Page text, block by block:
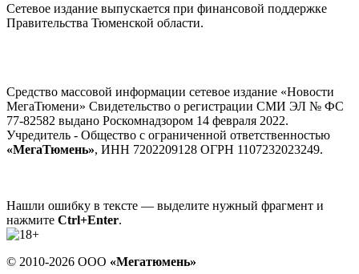
Сетевое издание выпускается при финансовой поддержке
Правительства Тюменской области.
Средство массовой информации сетевое издание «Новости
МегаТюмени» Свидетельство о регистрации СМИ ЭЛ № ФС
77-82582 выдано Роскомнадзором 14 февраля 2022.
Учредитель - Общество с ограниченной ответственностью
«МегаТюмень», ИНН 7202209128 ОГРН 1107232023249.
Нашли ошибку в тексте — выделите нужный фрагмент и
нажмите Ctrl+Enter.
© 2010-2026 ООО «Мегатюмень»